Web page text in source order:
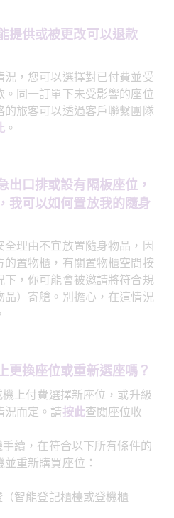
提供或被更改可以退款
，您可以選擇對已付費並受
同一訂單下未受影響的座位
旅客可以透過客戶聯繫團隊
。
出口排或設有隔板座位，
我可以如何置放我的隨身
理由不宜放置隨身物品，因
置物櫃，有關置物櫃空間按
，你可能會被邀請將符合規
）寄艙。別擔心，在這情況
更換座位或重新選座嗎？
上付費選擇新座位，或升級
況而定。請按此查閱座位收
續，在符合以下所有條件的
重新購買座位：
智能登記櫃檯或登機櫃